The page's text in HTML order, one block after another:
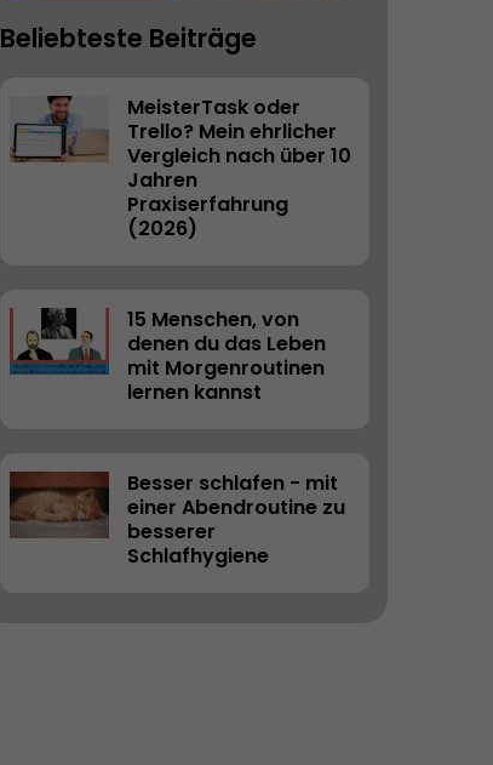
Beliebteste Beiträge
MeisterTask oder
Trello? Mein ehrlicher
Vergleich nach über 10
Jahren
Praxiserfahrung
(2026)
15 Menschen, von
denen du das Leben
mit Morgenroutinen
lernen kannst
Besser schlafen - mit
einer Abendroutine zu
besserer
Schlafhygiene